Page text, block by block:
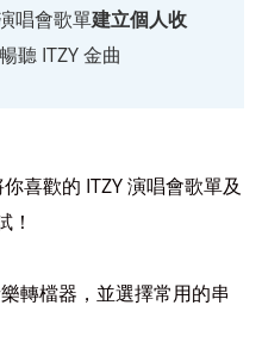
唱會歌單建立個人收
聽 ITZY 金曲
喜歡的 ITZY 演唱會歌單及
！
轉檔器，並選擇常用的串